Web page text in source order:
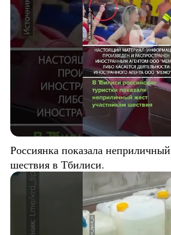
Россиянка показала
шествия в Тбилиси.